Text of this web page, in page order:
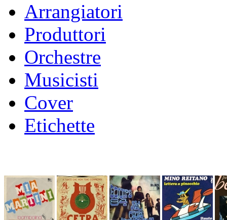
Arrangiatori
Produttori
Orchestre
Musicisti
Cover
Etichette